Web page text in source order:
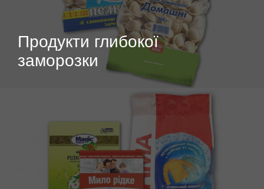
Продукти глибокої
заморозки